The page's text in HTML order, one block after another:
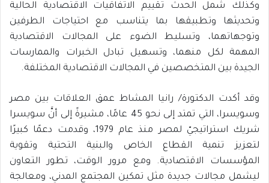
وكذلك شمل الحدث تقييم الاتفاقيات الاقتصادية الحالية
وتحديثها وتطبيقها بما يتناسب مع احتياجات الطرفين
وتوجهاتهما، وتسليط الضوء على المجالات الاقتصادية
المهمة لكل منهما، وتسهيل تبادل الخبرات والممارسات
الجيدة بين المتخصصين في المجالات الاقتصادية المختلفة.
وقد أكدت الدكتورة/ رانيا المشاط عمق العلاقات بين مصر
وسويسرا، التي تمتد إلى نحو 45 عامًا، مشيرةً إلى أنَّ سويسرا
شريك استراتيجيّ لمصر منذ عام 1979، وقدمت دعمًا كبيرًا
لتعزيز تنمية القطاع الخاص والبنية التحتية وتقوية
المؤسسات الاقتصادية. ومع مرور الوقت، تطور التعاون
ليشمل مجالات جديدة مثل تمكين المجتمع المدني، ومعالجة